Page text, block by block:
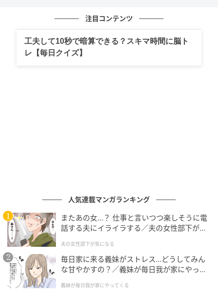
孤独を耐える人を見たあなたは、心の壁を打ち破り、
認の絆」を誠実に求めています。周囲に馴染んでいる
ように見えても、内側では本当の自分が理解されてい
勇気を持って心の扉を少しだけ開くことで、あなたの
繊細な感性に共鳴する、真の意味での親友との出会い
を引き寄せることができるはずです。理解されない苦
しみを知っているあなただからこそ、他者の孤独にも
誠実に寄り添うことができ、それが新しい絆を育む種
火となります。
注目コンテンツ
工夫して10秒で暗算できる？スキマ時間に脳ト
レ【毎日クイズ】
人気連載マンガランキング
またあの女…？ 仕事と言いつつ楽しそうに電
話する夫にイライラする／夫の女性部下が気
夫の女性部下が気になる
毎日家に来る義妹がストレス…どうしてみん
な甘やかすの？／義妹が毎日我が家にやって
が】
義妹が毎日我が家にやってくる